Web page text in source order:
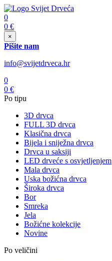
0
0 €
×
Pišite nam
info@svijetdrveca.hr
0
0 €
Po tipu
3D drvca
FULL 3D drvca
Klasična drvca
Bijela i sniježna drvca
Drvca u saksiji
LED drveće s osvjetljenjem
Mala drvca
Uska božićna drvca
Široka drvca
Bor
Smreka
Jela
Božićne kolekcije
Novine
Po veličini